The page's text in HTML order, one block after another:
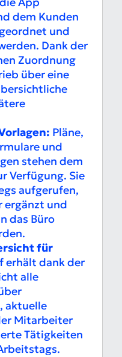
dem Kunden
und
Dank der
Zuordnung
über eine
Pläne,
und
stehen dem
Verfügung. Sie
aufgerufen,
ergänzt und
das Büro
für
erhält dank der
alle
aktuelle
Mitarbeiter
Tätigkeiten